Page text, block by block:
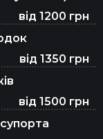
від 1200 грн
від 1350 грн
від 1500 грн